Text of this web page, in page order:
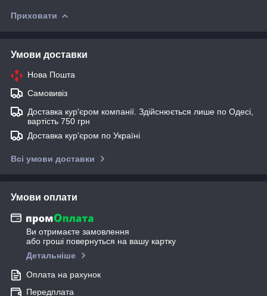
Приховати
Умови доставки
Нова Пошта
Самовивіз
Доставка кур'єром компанії. Здійснюється лише по Одесі,
вартість 750 грн
Доставка кур'єром по Україні
Всі умови доставки
Умови оплати
Ви отримаєте замовлення
або гроші повернуться на вашу картку
Детальніше
Оплата на рахунок
Передплата